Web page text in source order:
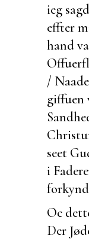
ieg
effter
hand
/
giffuen
seet
i
Oc
Der